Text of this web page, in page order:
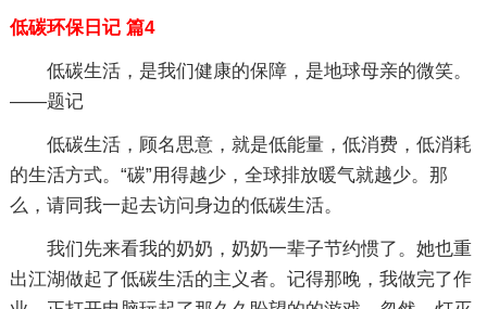
低碳环保日记 篇4
低碳生活，是我们健康的保障，是地球母亲的微笑。
——题记
低碳生活，顾名思意，就是低能量，低消费，低消耗
的生活方式。“碳”用得越少，全球排放暖气就越少。那
么，请同我一起去访问身边的低碳生活。
我们先来看我的奶奶，奶奶一辈子节约惯了。她也重
出江湖做起了低碳生活的主义者。记得那晚，我做完了作